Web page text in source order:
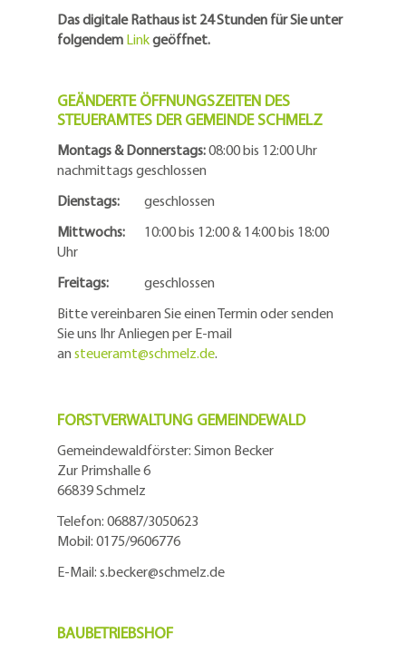
Das digitale Rathaus ist 24 Stunden für Sie unter
folgendem Linkgeöffnet.
GEÄNDERTE ÖFFNUNGSZEITEN DES
STEUERAMTES DER GEMEINDE SCHMELZ
Montags & Donnerstags:08:00 bis 12:00 Uhr
nachmittags geschlossen
Dienstags:
geschlossen
Mittwochs:
10:00 bis 12:00 & 14:00 bis 18:00
Uhr
Freitags:
geschlossen
Bitte vereinbaren Sie einen Termin oder senden
Sie uns Ihr Anliegen per E-mail
an steueramt@schmelz.de.
FORSTVERWALTUNG GEMEINDEWALD
Gemeindewaldförster: Simon Becker
Zur Primshalle 6
66839 Schmelz
Telefon: 06887/3050623
Mobil: 0175/9606776
E-Mail: s.becker@schmelz.de
BAUBETRIEBSHOF